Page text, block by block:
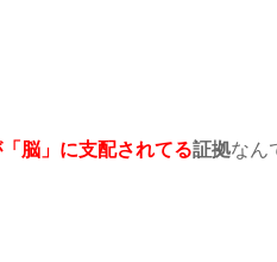
脳」に支配されてる証拠なん